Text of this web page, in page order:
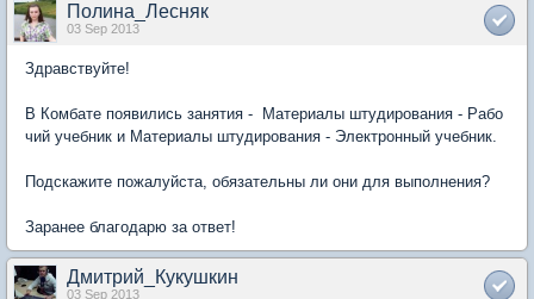
Полина_Лесняк
03 Sep 2013
Здравствуйте!
В Комбате появились занятия - Материалы штудирования - Рабо
чий учебник и Материалы штудирования - Электронный учебник.
Подскажите пожалуйста, обязательны ли они для выполнения?
Заранее благодарю за ответ!
Дмитрий_Кукушкин
03 Sep 2013